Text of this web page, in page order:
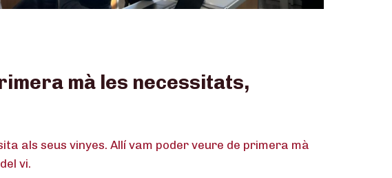
mà les necessitats,
als seus vinyes. Allí vam poder veure de primera mà
vi.